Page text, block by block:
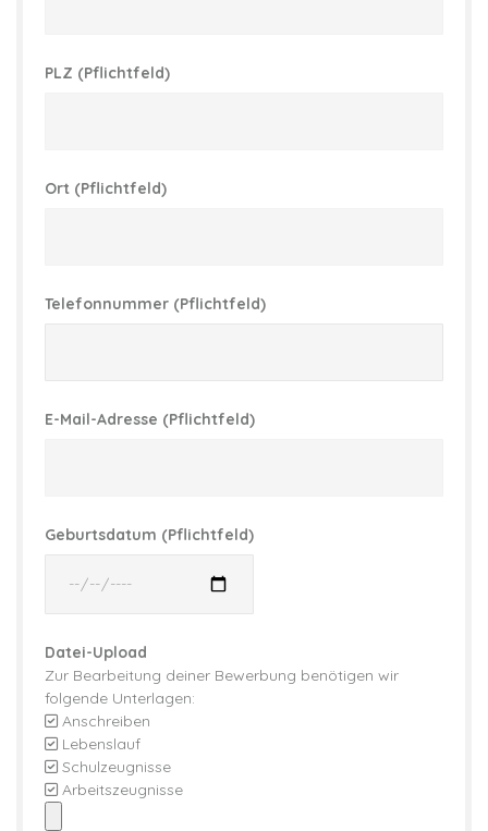
PLZ (Pflichtfeld)
Ort (Pflichtfeld)
Telefonnummer (Pflichtfeld)
E-Mail-Adresse (Pflichtfeld)
Geburtsdatum (Pflichtfeld)
Datei-Upload
Zur Bearbeitung deiner Bewerbung benötigen wir
folgende Unterlagen:
Anschreiben
Lebenslauf
Schulzeugnisse
Arbeitszeugnisse